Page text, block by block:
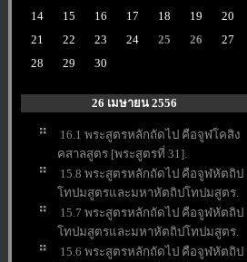
14
15 16 17 18 19
20
21
22 23 24 25 26
27
28
29 30
26 เมษายน 2556
16.1 พระสูตรหลักถัดไป คือจูฬโคสิง
คสาลสูตร [พระสูตรที่ 31].
15.8 พระสูตรหลักถัดไป คือจูฬหัตถิป
ทปมสูตรและมหาหัตถิปโทปมสูตร.
15.7 พระสูตรหลักถัดไป คือจูฬหัตถิป
ทปมสูตรและมหาหัตถิปโทปมสูตร.
15.6 พระสูตรหลักถัดไป คือจูฬหัตถิป